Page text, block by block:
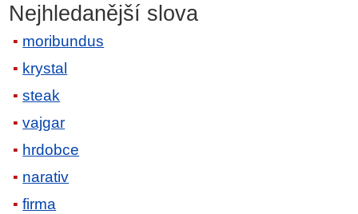
Nejhledanější slova
moribundus
krystal
steak
vajgar
hrdobce
narativ
firma